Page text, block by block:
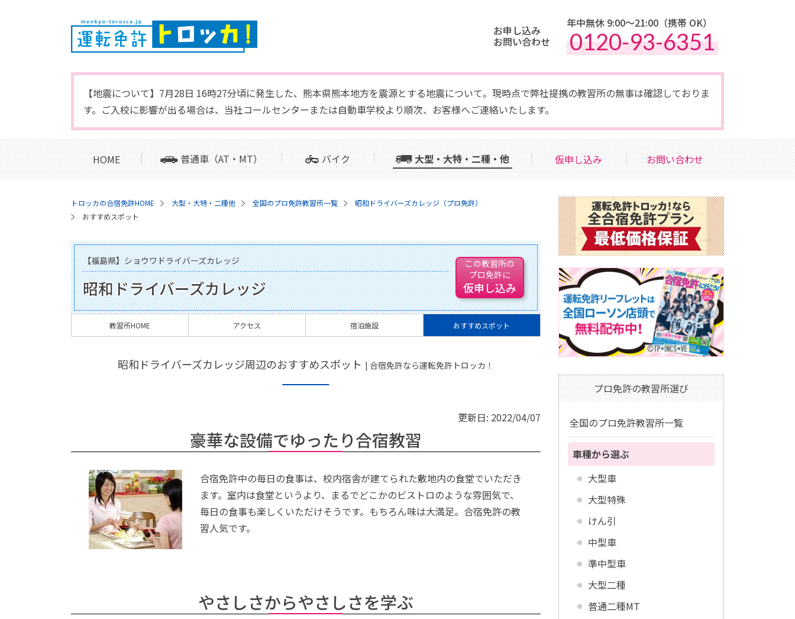
お申し込み
お問い合わせ
年中無休 9:00〜21:00（携帯 OK）
0120-93-6351
【地震について】7月28日 16時27分頃に発生した、熊本県熊本地方を震源とする地震について。現時点で弊社提携の教習所の無事は確認しておりま
す。ご入校に影響が出る場合は、当社コールセンターまたは自動車学校より順次、お客様へご連絡いたします。
HOME 普通車（AT・MT） バイク 大型・大特・二種・他 仮申し込み お問い合わせ
トロッカの合宿免許HOME 大型・大特・二種他 全国のプロ免許教習所一覧
昭和ドライバーズカレッジ（プロ免許）
おすすめスポット
【福島県】ショウワドライバーズカレッジ
昭和ドライバーズカレッジ
この教習所の
プロ免許に
仮申し込み
教習所HOME アクセス 宿泊施設 おすすめスポット
昭和ドライバーズカレッジ周辺のおすすめスポット | 合宿免許なら運転免許トロッカ！
更新日: 2022/04/07
豪華な設備でゆったり合宿教習
合宿免許中の毎日の食事は、校内宿舎が建てられた敷地内の食堂でいただき
ます。室内は食堂というより、まるでどこかのビストロのような雰囲気で、
毎日の食事も楽しくいただけそうです。もちろん味は大満足。合宿免許の教
習人気です。
やさしさからやさしさを学ぶ
プロ免許の教習所選び
全国のプロ免許教習所一覧
車種から選ぶ
大型車
大型特殊
けん引
中型車
準中型車
大型二種
普通二種MT